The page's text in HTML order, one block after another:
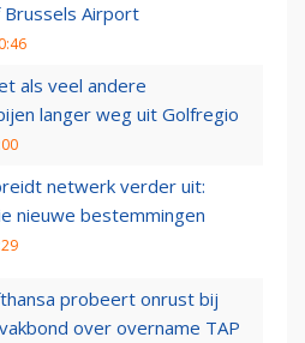
Airport
als veel andere
langer weg uit Golfregio
netwerk verder uit:
nieuwe bestemmingen
probeert onrust bij
over overname TAP